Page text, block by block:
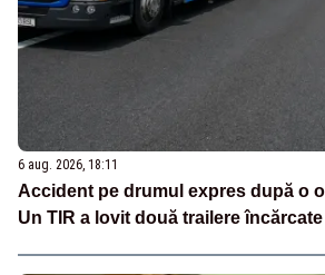
6 aug. 2026, 18:11
Accident pe drumul expres după o
Un TIR a lovit două trailere